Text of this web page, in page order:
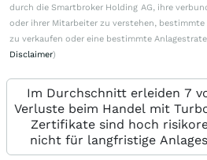
durch die Smartbroker Holding AG, ihre
oder ihrer Mitarbeiter zu verstehen,
zu verkaufen oder eine bestimmte
Disclaimer)
Im Durchschnitt erleiden 7
Verluste beim Handel mit
Zertifikate sind hoch
nicht für langfristige